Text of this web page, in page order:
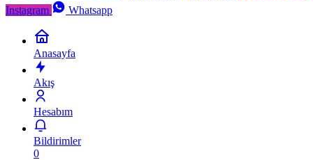
Instagram
Whatsapp
Anasayfa
Akış
Hesabım
Bildirimler
0